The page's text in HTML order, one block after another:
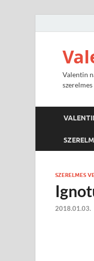
Valentin
SZERELMES
2018.01.03.